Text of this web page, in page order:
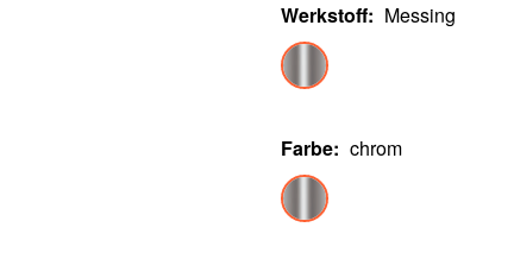
Werkstoff: Messing
Farbe: chrom